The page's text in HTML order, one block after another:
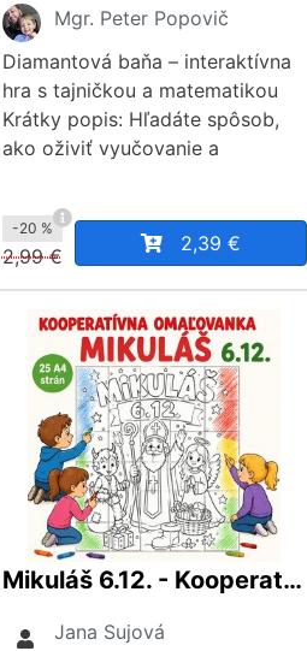
Mgr. Peter Popovič
Diamantová baňa – interaktívna
hra s tajničkou a matematikou
Krátky popis: Hľadáte spôsob,
ako oživiť vyučovanie a
-20 %
2,99 €
2,39 €
Mikuláš 6.12. - Kooperatívna omaľovanka 25xA4
Jana Sujová